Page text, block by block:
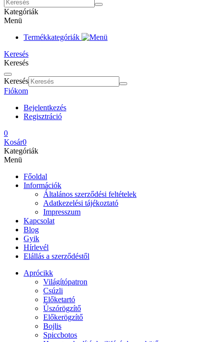
Kategóriák
Menü
Termékkategóriák
Keresés
Keresés
Keresés
Fiókom
Bejelentkezés
Regisztráció
0
Kosár0
Kategóriák
Menü
Főoldal
Információk
Általános szerződési feltételek
Adatkezelési tájékoztató
Impresszum
Kapcsolat
Blog
Gyik
Hírlevél
Elállás a szerződéstől
Aprócikk
Világítópatron
Csúzli
Előketartó
Úszórögzítő
Előkerögzítő
Bojlis
Spiccbotos